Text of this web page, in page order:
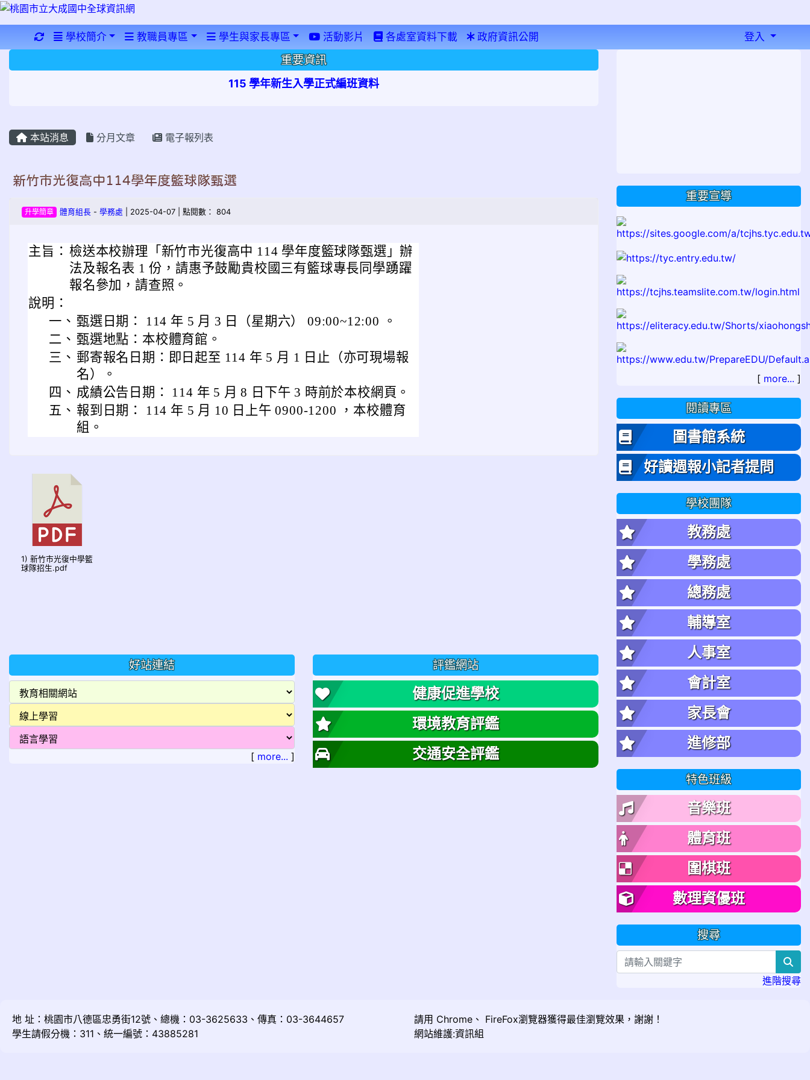
重新取得佈景設定
學校簡介 教職員專區 學生與家長專區 活動影片 各處室資料下載 政府資訊公開 登入
重要資訊
115 學年新生入學正式編班資料
本站消息 分月文章 電子報列表
新竹市光復高中114學年度籃球隊甄選
升學簡章 體育組長- 學務處 | 2025-04-07 | 點閱數： 804
主旨： 檢送本校辦理「新竹市光復高中 114 學年度籃球隊甄選」辦
法及報名表 1 份，請惠予鼓勵貴校國三有籃球專長同學踴躍
報名參加，請查照。
說明：
一、 甄選日期： 114 年 5 月 3 日（星期六） 09:00~12:00 。
二、 甄選地點：本校體育館。
三、 郵寄報名日期：即日起至 114 年 5 月 1 日止（亦可現場報
名）。
四、 成績公告日期： 114 年 5 月 8 日下午 3 時前於本校網頁。
五、 報到日期： 114 年 5 月 10 日上午 0900-1200 ，本校體育
組。
1) 新竹市光復中學籃
球隊招生.pdf
好站連結
[ more... ]
評鑑網站
健康促進學校
環境教育評鑑
交通安全評鑑
重要宣導
[ more... ]
閱讀專區
圖書館系統
好讀週報小記者提問
學校團隊
教務處
學務處
總務處
輔導室
人事室
會計室
家長會
進修部
特色班級
音樂班
體育班
圍棋班
數理資優班
搜尋
進階搜尋
地 址：桃園市八德區忠勇街12號、總機：03-3625633、傳真：03-3644657
學生請假分機：311、統一編號：43885281
請用 Chrome 、 FireFox瀏覽器獲得最佳瀏覽效果，謝謝！
網站維護:資訊組